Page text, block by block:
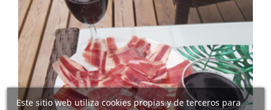
Este sitio web utiliza cookies propias y de terceros para